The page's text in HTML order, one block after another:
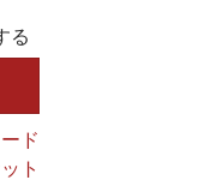
る
ド
ト